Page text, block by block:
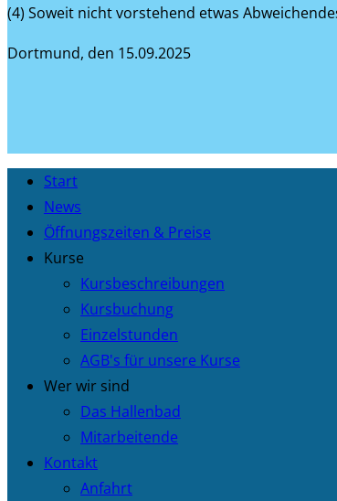
(4) Soweit nicht vorstehend etwas
Dortmund, den 15.09.2025
Start
News
Öffnungszeiten & Preise
Kurse
Kursbeschreibungen
Kursbuchung
Einzelstunden
AGB's für unsere Kurse
Wer wir sind
Das Hallenbad
Mitarbeitende
Kontakt
Anfahrt